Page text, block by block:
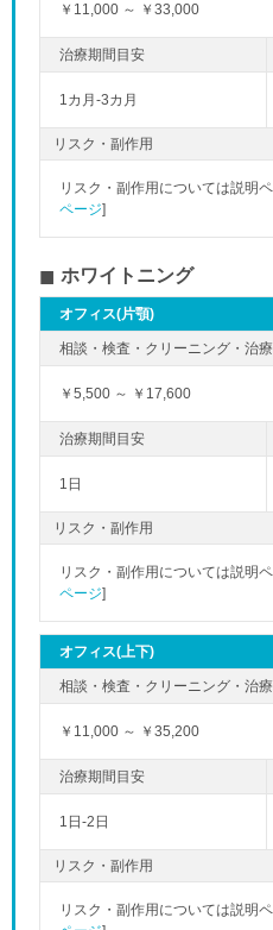
￥11,000 ～ ￥33,000
1カ月-3カ月
リスク・副作用
リスク・副作用については説明
ページ]
ホワイトニング
オフィス(片顎)
￥5,500 ～ ￥17,600
1日
リスク・副作用
リスク・副作用については説明
ページ]
オフィス(上下)
￥11,000 ～ ￥35,200
1日-2日
リスク・副作用
リスク・副作用については説明